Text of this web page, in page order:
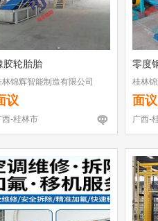
胶轮胎胎
林锦辉智能制造有限公司
议
西-桂林市
零度
桂林
面议
广西-